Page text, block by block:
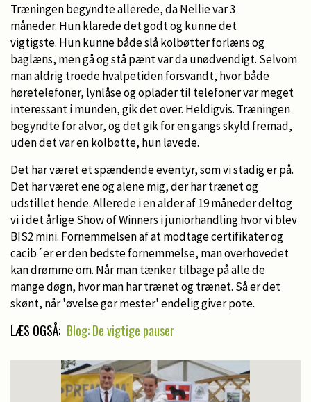
Træningen begyndte allerede, da Nellie var 3
måneder. Hun klarede det godt og kunne det
vigtigste. Hun kunne både slå kolbøtter forlæns og
baglæns, men gå og stå pænt var da unødvendigt. Selvom
man aldrig troede hvalpetiden forsvandt, hvor både
høretelefoner, lynlåse og oplader til telefoner var meget
interessant i munden, gik det over. Heldigvis. Træningen
begyndte for alvor, og det gik for en gangs skyld fremad,
uden det var en kolbøtte, hun lavede.
Det har været et spændende eventyr, som vi stadig er på.
Det har været ene og alene mig, der har trænet og
udstillet hende. Allerede i en alder af 19 måneder deltog
vi i det årlige Show of Winners i juniorhandling hvor vi blev
BIS2 mini. Fornemmelsen af at modtage certifikater og
cacib´er er den bedste fornemmelse, man overhovedet
kan drømme om. Når man tænker tilbage på alle de
mange døgn, hvor man har trænet og trænet. Så er det
skønt, når 'øvelse gør mester' endelig giver pote.
LÆS OGSÅ: Blog: De vigtige pauser